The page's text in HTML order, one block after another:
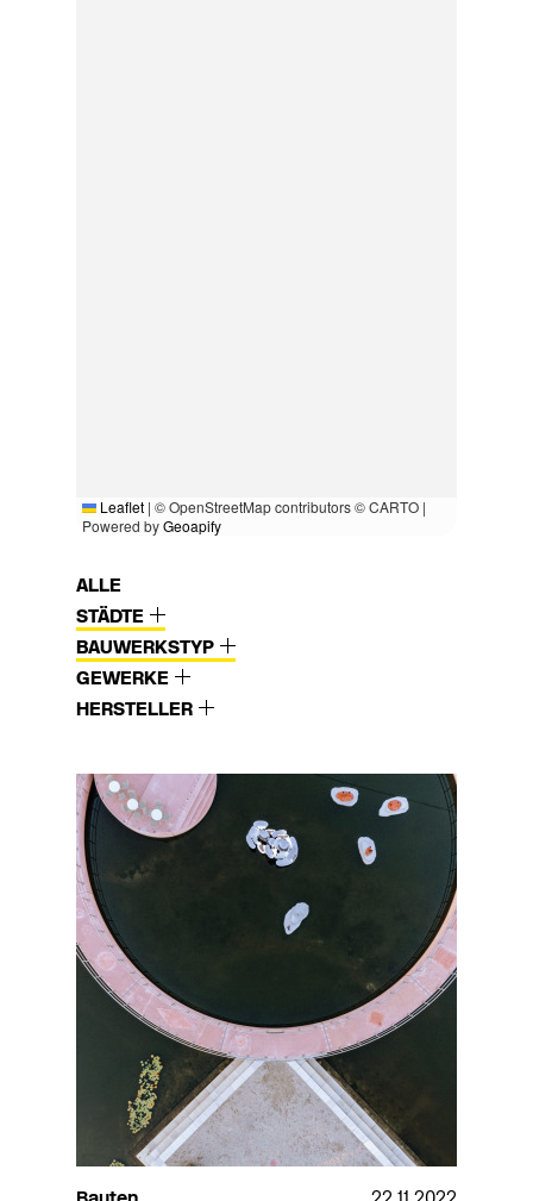
Leaflet | © OpenStreetMap contributors © CARTO |
Powered byGeoapify
ALLE
STÄDTE
BAUWERKSTYP
GEWERKE
HERSTELLER